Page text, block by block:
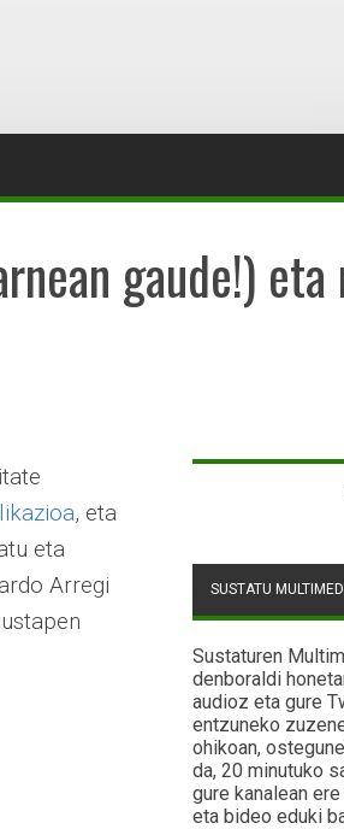
gaude!) eta
, eta
eta
Arregi
SUSTATU
Sustaturen
denboraldi
audioz eta gure
entzuneko
ohikoan,
da, 20 minutuko
gure kanalean
eta bideo eduki